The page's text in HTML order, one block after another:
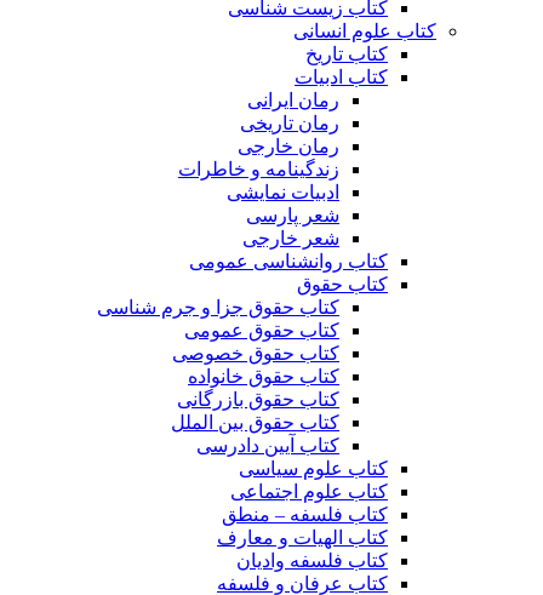
کتاب زیست شناسی
کتاب علوم انسانی
کتاب تاریخ
کتاب ادبیات
رمان ایرانی
رمان تاریخی
رمان خارجی
زندگینامه و خاطرات
ادبیات نمایشی
شعر پارسی
شعر خارجی
کتاب روانشناسی عمومی
کتاب حقوق
کتاب حقوق جزا و جرم شناسی
کتاب حقوق عمومی
کتاب حقوق خصوصی
کتاب حقوق خانواده
کتاب حقوق بازرگانی
کتاب حقوق بین الملل
کتاب آیین دادرسی
کتاب علوم سیاسی
کتاب علوم اجتماعی
کتاب فلسفه – منطق
کتاب الهیات و معارف
کتاب فلسفه وادیان
کتاب عرفان و فلسفه